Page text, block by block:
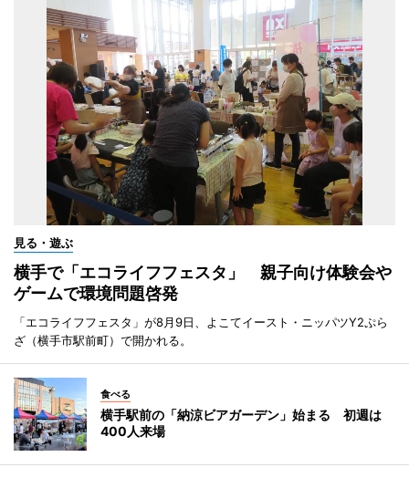
見る・遊ぶ
横手で「エコライフフェスタ」 親子向け体験会や
ゲームで環境問題啓発
「エコライフフェスタ」が8月9日、よこてイースト・ニッパツY2ぷら
ざ（横手市駅前町）で開かれる。
食べる
横手駅前の「納涼ビアガーデン」始まる 初週は
400人来場